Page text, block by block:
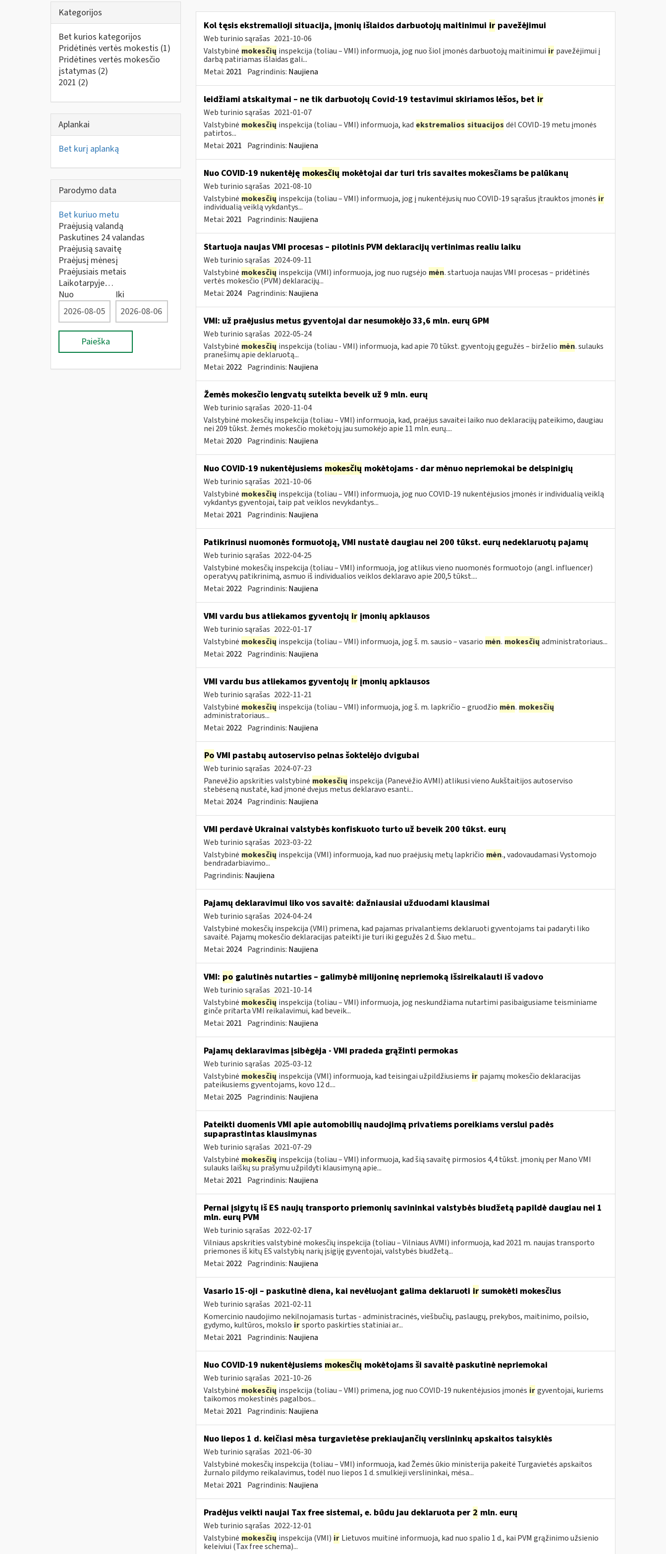
Kategorijos
Bet kurios kategorijos
Pridėtinės vertės mokestis (1)
Pridėtines vertės mokesčio
įstatymas (2)
2021 (2)
Aplankai
Bet kurį aplanką
Parodymo data
Bet kuriuo metu
Praėjusią valandą
Paskutines 24 valandas
Praėjusią savaitę
Praėjusį mėnesį
Praėjusiais metais
Laikotarpyje…
Nuo
Iki
Paieška
Kol tęsis ekstremalioji situacija, įmonių išlaidos darbuotojų maitinimui irpavežėjimui
Web turinio sąrašas 2021-10-06
Valstybinė mokesčių inspekcija (toliau – VMI) informuoja, jog nuo šiol įmonės darbuotojų maitinimui ir pavežėjimui į
darbą patiriamas išlaidas gali...
Metai: 2021 Pagrindinis: Naujiena
leidžiami atskaitymai – ne tik darbuotojų Covid-19 testavimui skiriamos lėšos, bet ir
Web turinio sąrašas 2021-01-07
Valstybinė mokesčių inspekcija (toliau – VMI) informuoja, kad ekstremalios situacijos dėl COVID-19 metu įmonės
patirtos...
Metai: 2021 Pagrindinis: Naujiena
Nuo COVID-19 nukentėję mokesčių mokėtojai dar turi tris savaites mokesčiams be palūkanų
Web turinio sąrašas 2021-08-10
Valstybinė mokesčių inspekcija (toliau – VMI) informuoja, jog į nukentėjusių nuo COVID-19 sąrašus įtrauktos įmonės ir
individualią veiklą vykdantys...
Metai: 2021 Pagrindinis: Naujiena
Startuoja naujas VMI procesas – pilotinis PVM deklaracijų vertinimas realiu laiku
Web turinio sąrašas 2024-09-11
Valstybinė mokesčių inspekcija (VMI) informuoja, jog nuo rugsėjo mėn. startuoja naujas VMI procesas – pridėtinės
vertės mokesčio (PVM) deklaracijų...
Metai: 2024 Pagrindinis: Naujiena
VMI: už praėjusius metus gyventojai dar nesumokėjo 33,6 mln. eurų GPM
Web turinio sąrašas 2022-05-24
Valstybinė mokesčių inspekcija (toliau - VMI) informuoja, kad apie 70 tūkst. gyventojų gegužės – birželio mėn. sulauks
pranešimų apie deklaruotą...
Metai: 2022 Pagrindinis: Naujiena
Žemės mokesčio lengvatų suteikta beveik už 9 mln. eurų
Web turinio sąrašas 2020-11-04
Valstybinė mokesčių inspekcija (toliau – VMI) informuoja, kad, praėjus savaitei laiko nuo deklaracijų pateikimo, daugiau
nei 209 tūkst. žemės mokesčio mokėtojų jau sumokėjo apie 11 mln. eurų....
Metai: 2020 Pagrindinis: Naujiena
Nuo COVID-19 nukentėjusiems mokesčių mokėtojams - dar mėnuo nepriemokai be delspinigių
Web turinio sąrašas 2021-10-06
Valstybinė mokesčių inspekcija (toliau – VMI) informuoja, jog nuo COVID-19 nukentėjusios įmonės ir individualią veiklą
vykdantys gyventojai, taip pat veiklos nevykdantys...
Metai: 2021 Pagrindinis: Naujiena
Patikrinusi nuomonės formuotoją, VMI nustatė daugiau nei 200 tūkst. eurų nedeklaruotų pajamų
Web turinio sąrašas 2022-04-25
Valstybinė mokesčių inspekcija (toliau – VMI) informuoja, jog atlikus vieno nuomonės formuotojo (angl. influencer)
operatyvų patikrinimą, asmuo iš individualios veiklos deklaravo apie 200,5 tūkst....
Metai: 2022 Pagrindinis: Naujiena
VMI vardu bus atliekamos gyventojų irįmonių apklausos
Web turinio sąrašas 2022-01-17
Valstybinė mokesčių inspekcija (toliau – VMI) informuoja, jog š. m. sausio – vasario mėn. mokesčių administratoriaus...
Metai: 2022 Pagrindinis: Naujiena
VMI vardu bus atliekamos gyventojų irįmonių apklausos
Web turinio sąrašas 2022-11-21
Valstybinė mokesčių inspekcija (toliau – VMI) informuoja, jog š. m. lapkričio – gruodžio mėn. mokesčių
administratoriaus...
Metai: 2022 Pagrindinis: Naujiena
Po VMI pastabų autoserviso pelnas šoktelėjo dvigubai
Web turinio sąrašas 2024-07-23
Panevėžio apskrities valstybinė mokesčių inspekcija (Panevėžio AVMI) atlikusi vieno Aukštaitijos autoserviso
stebėseną nustatė, kad įmonė dvejus metus deklaravo esanti...
Metai: 2024 Pagrindinis: Naujiena
VMI perdavė Ukrainai valstybės konfiskuoto turto už beveik 200 tūkst. eurų
Web turinio sąrašas 2023-03-22
Valstybinė mokesčių inspekcija (VMI) informuoja, kad nuo praėjusių metų lapkričio mėn., vadovaudamasi Vystomojo
bendradarbiavimo...
Pagrindinis: Naujiena
Pajamų deklaravimui liko vos savaitė: dažniausiai užduodami klausimai
Web turinio sąrašas 2024-04-24
Valstybinė mokesčių inspekcija (VMI) primena, kad pajamas privalantiems deklaruoti gyventojams tai padaryti liko
savaitė. Pajamų mokesčio deklaracijas pateikti jie turi iki gegužės 2 d. Šiuo metu...
Metai: 2024 Pagrindinis: Naujiena
VMI: po galutinės nutarties – galimybė milijoninę nepriemoką išsireikalauti iš vadovo
Web turinio sąrašas 2021-10-14
Valstybinė mokesčių inspekcija (toliau – VMI) informuoja, jog neskundžiama nutartimi pasibaigusiame teisminiame
ginče pritarta VMI reikalavimui, kad beveik...
Metai: 2021 Pagrindinis: Naujiena
Pajamų deklaravimas įsibėgėja - VMI pradeda grąžinti permokas
Web turinio sąrašas 2025-03-12
Valstybinė mokesčių inspekcija (VMI) informuoja, kad teisingai užpildžiusiems ir pajamų mokesčio deklaracijas
pateikusiems gyventojams, kovo 12 d....
Metai: 2025 Pagrindinis: Naujiena
Pateikti duomenis VMI apie automobilių naudojimą privatiems poreikiams verslui padės
supaprastintas klausimynas
Web turinio sąrašas 2021-07-29
Valstybinė mokesčių inspekcija (toliau – VMI) informuoja, kad šią savaitę pirmosios 4,4 tūkst. įmonių per Mano VMI
sulauks laiškų su prašymu užpildyti klausimyną apie...
Metai: 2021 Pagrindinis: Naujiena
Pernai įsigytų iš ES naujų transporto priemonių savininkai valstybės biudžetą papildė daugiau nei 1
mln. eurų PVM
Web turinio sąrašas 2022-02-17
Vilniaus apskrities valstybinė mokesčių inspekcija (toliau – Vilniaus AVMI) informuoja, kad 2021 m. naujas transporto
priemones iš kitų ES valstybių narių įsigiję gyventojai, valstybės biudžetą...
Metai: 2022 Pagrindinis: Naujiena
Vasario 15-oji – paskutinė diena, kai nevėluojant galima deklaruoti irsumokėti mokesčius
Web turinio sąrašas 2021-02-11
Komercinio naudojimo nekilnojamasis turtas - administracinės, viešbučių, paslaugų, prekybos, maitinimo, poilsio,
gydymo, kultūros, mokslo ir sporto paskirties statiniai ar...
Metai: 2021 Pagrindinis: Naujiena
Nuo COVID-19 nukentėjusiems mokesčių mokėtojams ši savaitė paskutinė nepriemokai
Web turinio sąrašas 2021-10-26
Valstybinė mokesčių inspekcija (toliau – VMI) primena, jog nuo COVID-19 nukentėjusios įmonės ir gyventojai, kuriems
taikomos mokestinės pagalbos...
Metai: 2021 Pagrindinis: Naujiena
Nuo liepos 1 d. keičiasi mėsa turgavietėse prekiaujančių verslininkų apskaitos taisyklės
Web turinio sąrašas 2021-06-30
Valstybinė mokesčių inspekcija (toliau – VMI) informuoja, kad Žemės ūkio ministerija pakeitė Turgavietės apskaitos
žurnalo pildymo reikalavimus, todėl nuo liepos 1 d. smulkieji verslininkai, mėsa...
Metai: 2021 Pagrindinis: Naujiena
Pradėjus veikti naujai Tax free sistemai, e. būdu jau deklaruota per 2 mln. eurų
Web turinio sąrašas 2022-12-01
Valstybinė mokesčių inspekcija (VMI) ir Lietuvos muitinė informuoja, kad nuo spalio 1 d., kai PVM grąžinimo užsienio
keleiviui (Tax free schema)...